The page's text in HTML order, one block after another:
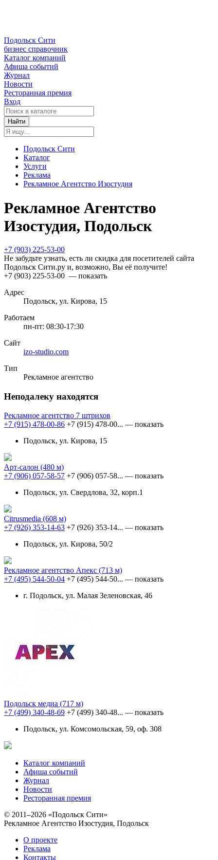
Подольск Сити
бизнес справочник
Каталог компаний
Афиша событий
Журнал
Новости
Ресторанная премия
Вход
Найти
Подольск Сити
Каталог
Услуги
Реклама
Рекламное Агентство Изостудия
Рекламное Агентство
Изостудия, Подольск
+7 (903) 225-53-00
Не забудьте узнать, есть ли скидка для посетителей сайта
Подольск Сити.ру и, возможно, Вы её получите!
+7 (903) 225-53-00 — показать
Адрес
Подольск, ул. Кирова, 15
Работаем
пн-пт: 08:30-17:30
Сайт
izo-studio.com
Тип
Рекламное агентство
Неподалеку находятся
Рекламное агентство 7 штрихов
+7 (915) 478-00-86 +7 (915) 478-00... — показать
Подольск, ул. Кирова, 15
Арт-салон (480 м)
+7 (906) 057-58-57 +7 (906) 057-58... — показать
Подольск, ул. Свердлова, 32, корп.1
Сitrusmedia (608 м)
+7 (926) 353-14-63 +7 (926) 353-14... — показать
Подольск, ул. Кирова, 50/2
Рекламное агентство Апекс (713 м)
+7 (495) 544-50-04 +7 (495) 544-50... — показать
г. Подольск, ул. Малая Зеленовская, 46
Подольск медиа (717 м)
+7 (499) 340-48-69 +7 (499) 340-48... — показать
Подольск, ул. Комсомольская, 59, оф. 308
Каталог компаний
Афиша событий
Журнал
Новости
Ресторанная премия
© 2011–2026 «Подольск Сити»
Рекламное Агентство Изостудия, Подольск
О проекте
Реклама
Контакты